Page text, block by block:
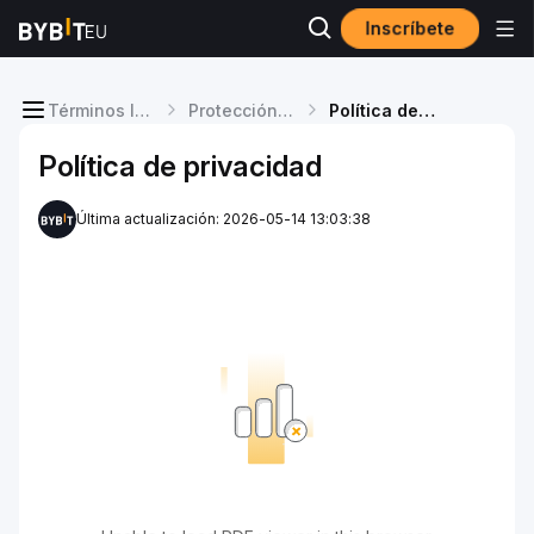
Inscríbete
Términos legales Protección de datos y transparencia Política de privacidad
Política de privacidad
Última actualización: 2026-05-14 13:03:38